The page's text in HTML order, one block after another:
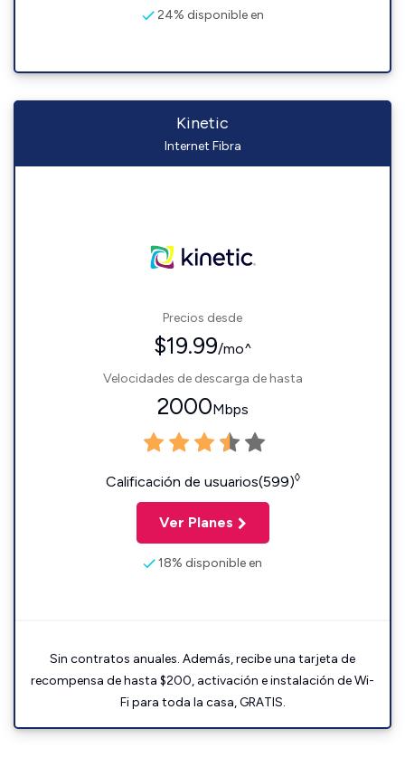
24% disponible en
Kinetic
Internet Fibra
Precios desde
$19.99/mo^
Velocidades de descarga de hasta
2000Mbps
Calificación de usuarios(599)◊
Ver Planes
18% disponible en
Sin contratos anuales. Además, recibe una tarjeta de
recompensa de hasta $200, activación e instalación de Wi-
Fi para toda la casa, GRATIS.